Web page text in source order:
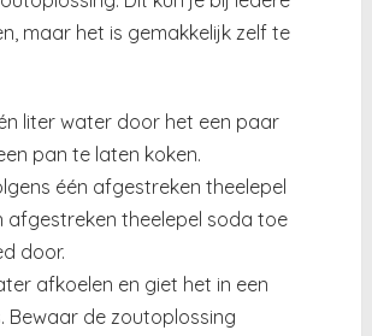
maar het is gemakkelijk zelf te
liter water door het een paar
pan te laten koken.
één afgestreken theelepel
afgestreken theelepel soda toe
door.
afkoelen en giet het in een
Bewaar de zoutoplossing